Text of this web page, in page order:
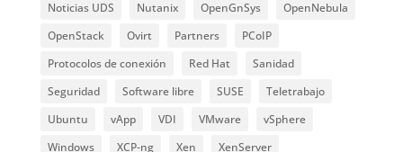
Noticias UDS
Nutanix OpenGnSys
OpenNebula
OpenStack
Ovirt Partners
PCoIP
Protocolos de conexión
Red Hat
Sanidad
Seguridad
Software libre SUSE
Teletrabajo
Ubuntu
vApp VDI VMware
vSphere
Windows
XCP-ng Xen XenServer